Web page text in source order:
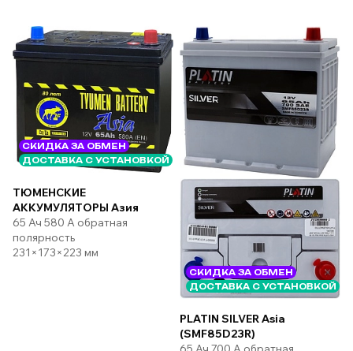
СКИДКА ЗА ОБМЕН
ДОСТАВКА С УСТАНОВКОЙ
ТЮМЕНСКИЕ
АККУМУЛЯТОРЫ Азия
65 Ач 580 А обратная
полярность
231×173×223 мм
СКИДКА ЗА ОБМЕН
ДОСТАВКА С УСТАНОВКОЙ
PLATIN SILVER Asia
(SMF85D23R)